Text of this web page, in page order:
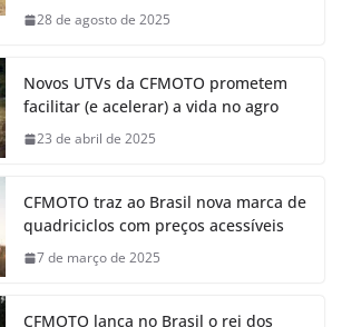
28 de agosto de 2025
Novos UTVs da CFMOTO prometem
facilitar (e acelerar) a vida no agro
23 de abril de 2025
CFMOTO traz ao Brasil nova marca de
quadriciclos com preços acessíveis
7 de março de 2025
CFMOTO lança no Brasil o rei dos